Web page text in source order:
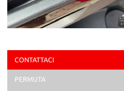
CONTATTACI
PERMUTA